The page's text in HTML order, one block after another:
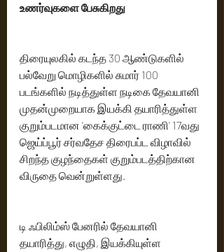
உணர்வுகளை பேசுகிறது
திரையுலகில் கடந்த 30 ஆண்டுகளில்
பல்வேறு மொழிகளில் சுமார் 100
படங்களில் நடித்துள்ள நடிகை தேவயானி
முதன்முறையாக இயக்கி தயாரித்துள்ள
குறும்படமான‌ 'கைக்குட்டை ராணி' 17வது
ஜெய்ப்பூர் சர்வதேச திரைபப்ட விழாவில்
சிறந்த குழந்தைகள் குறும்படத்திற்கான
விருதை வென்றுள்ளது.
டி ஃபிலிம்ஸ் பேனரில் தேவயானி
தயாரித்து, எழுதி, இயக்கியுள்ள